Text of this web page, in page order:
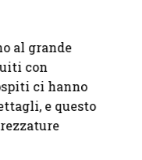
al grande
con
ci hanno
e questo